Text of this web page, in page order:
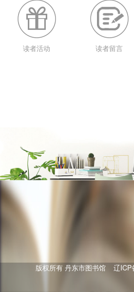
读者活动 读者留言
版权所有 丹东市图书馆 辽ICP